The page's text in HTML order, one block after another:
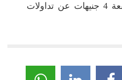
جنيها، وهذه الأسعار مرتفعة 4 جنيهات عن تداولات